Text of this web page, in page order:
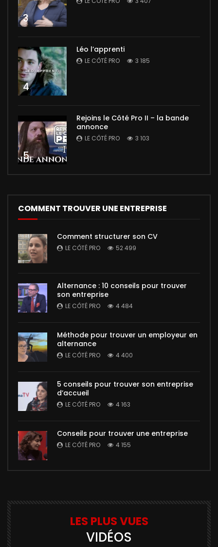
3
4
Léo l’apprenti
LE CÔTÉ PRO 3 185
5
Rejoins le Côté Pro II – la bande
annonce
LE CÔTÉ PRO 3 103
COMMENT TROUVER UNE ENTREPRISE
Comment structurer son CV
LE CÔTÉ PRO 52 499
Alternance : 10 conseils pour trouver
son entreprise
LE CÔTÉ PRO 4 484
Méthode pour trouver un employeur en
alternance
LE CÔTÉ PRO 4 400
5 conseils pour trouver son entreprise
d’accueil
LE CÔTÉ PRO 4 163
Conseils pour trouver une entreprise
LE CÔTÉ PRO 4 155
LES PLUS VUES
VIDÉOS